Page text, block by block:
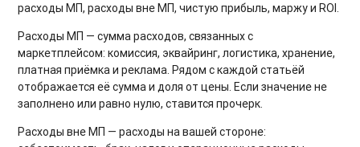
расходы МП, расходы вне МП, чистую прибыль, маржу и ROI.
Расходы МП — сумма расходов, связанных с
маркетплейсом: комиссия, эквайринг, логистика, хранение,
платная приёмка и реклама. Рядом с каждой статьёй
отображается её сумма и доля от цены. Если значение не
заполнено или равно нулю, ставится прочерк.
Расходы вне МП — расходы на вашей стороне: